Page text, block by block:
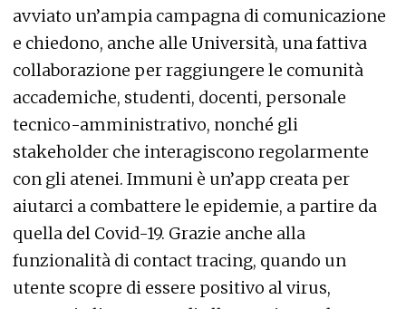
avviato un’ampia campagna di comunicazione
e chiedono, anche alle Università, una fattiva
collaborazione per raggiungere le comunità
accademiche, studenti, docenti, personale
tecnico-amministrativo, nonché gli
stakeholder che interagiscono regolarmente
con gli atenei. Immuni è un’app creata per
aiutarci a combattere le epidemie, a partire da
quella del Covid-19. Grazie anche alla
funzionalità di contact tracing, quando un
utente scopre di essere positivo al virus,